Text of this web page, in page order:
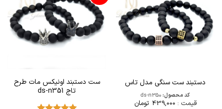
دستبند ست سنگی مدل تاس
کد محصول:ds-n350
قیمت : 439,000 تومان
ست دستبند اونیکس مات طرح
تاج ds-n351